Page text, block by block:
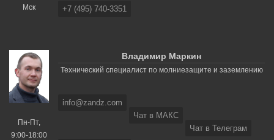
Мск
+7 (495) 740-3351
Пн-Пт,
9:00-18:00
Владимир Маркин
Технический специалист по молниезащите и заземлению
info@zandz.com
Чат в МАКС
Чат в Телеграм